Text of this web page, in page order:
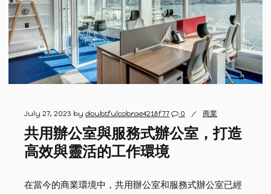
July 27, 2023 by doubtfulcobrae4218f77 0 商業
共用辦公室與服務式辦公室，打造
高效與靈活的工作環境
在當今的商業環境中，共用辦公室和服務式辦公室已經